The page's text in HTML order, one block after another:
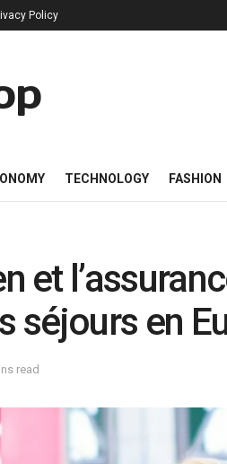
Policy
TECHNOLOGY FASHION
et
séjours en
read